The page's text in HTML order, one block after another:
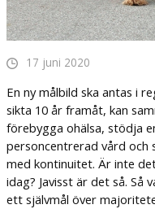
17 juni 2020
En ny målbild ska antas i
sikta 10 år framåt, kan
förebygga ohälsa, stödja
personcentrerad vård och
med kontinuitet. Är inte
idag? Javisst är det så. Så
ett självmål över